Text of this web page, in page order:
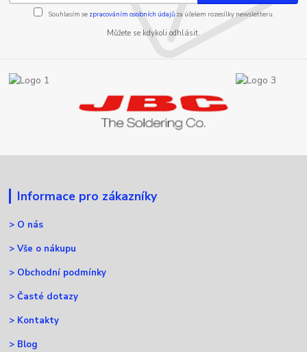
Souhlasím se zpracováním osobních údajůza účelem rozesílky newsletteru.
Můžete se kdykoli odhlásit.
Informace pro zákazníky
> O nás
>Vše o nákupu
> Obchodní podmínky
>Časté dotazy
> Kontakty
> Blog